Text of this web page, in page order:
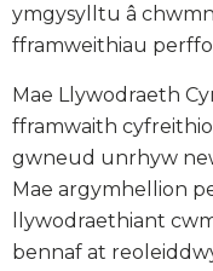
ymgysylltu â
fframweithiau
Mae Llywodraeth
fframwaith
gwneud unrhyw
Mae argymhellion
llywodraethiant
bennaf at